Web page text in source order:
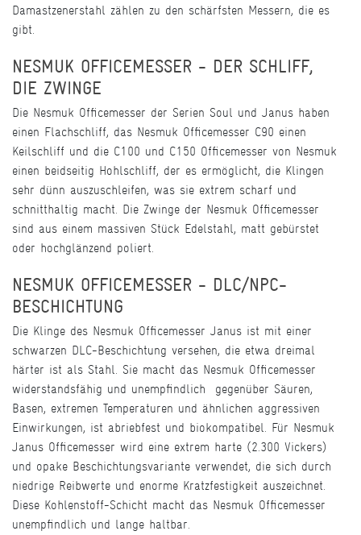
Damastzenerstahl zählen zu den schärfsten Messern, die es
gibt.
NESMUK OFFICEMESSER - DER SCHLIFF,
DIE ZWINGE
Die Nesmuk Officemesser der Serien Soul und Janus haben
einen Flachschliff, das Nesmuk Officemesser C90 einen
Keilschliff und die C100 und C150 Officemesser von Nesmuk
einen beidseitig Hohlschliff, der es ermöglicht, die Klingen
sehr dünn auszuschleifen, was sie extrem scharf und
schnitthaltig macht. Die Zwinge der Nesmuk Officemesser
sind aus einem massiven Stück Edelstahl, matt gebürstet
oder hochglänzend poliert.
NESMUK OFFICEMESSER - DLC/NPC-
BESCHICHTUNG
Die Klinge des Nesmuk Officemesser Janus ist mit einer
schwarzen DLC-Beschichtung versehen, die etwa dreimal
härter ist als Stahl. Sie macht das Nesmuk Officemesser
widerstandsfähig und unempfindlich gegenüber Säuren,
Basen, extremen Temperaturen und ähnlichen aggressiven
Einwirkungen, ist abriebfest und biokompatibel. Für Nesmuk
Janus Officemesser wird eine extrem harte (2.300 Vickers)
und opake Beschichtungsvariante verwendet, die sich durch
niedrige Reibwerte und enorme Kratzfestigkeit auszeichnet.
Diese Kohlenstoff-Schicht macht das Nesmuk Officemesser
unempfindlich und lange haltbar.